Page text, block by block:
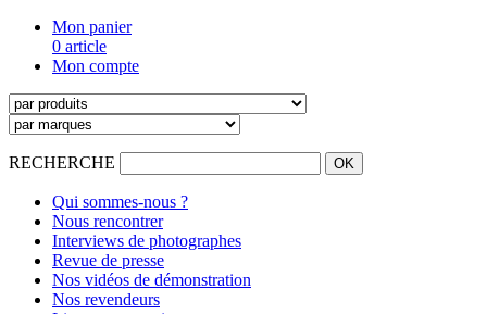
Mon panier
0 article
Mon compte
RECHERCHE
Qui sommes-nous ?
Nous rencontrer
Interviews de photographes
Revue de presse
Nos vidéos de démonstration
Nos revendeurs